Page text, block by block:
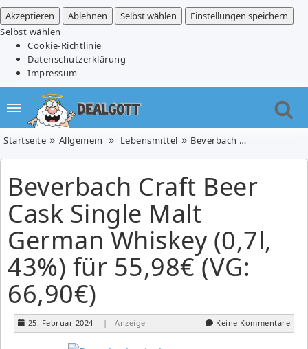
Akzeptieren
Ablehnen Selbst wählen
Einstellungen speichern
Selbst wählen
Cookie-Richtlinie
Datenschutzerklärung
Impressum
Startseite Allgemein Lebensmittel Beverbach Craft Beer Cask Single Malt German Whiskey (0,7l, 43%) für 55,98€ (VG: 66,90€)
Beverbach Craft Beer
Cask Single Malt
German Whiskey (0,7l,
43%) für 55,98€ (VG:
66,90€)
25. Februar 2024 | Anzeige Keine Kommentare